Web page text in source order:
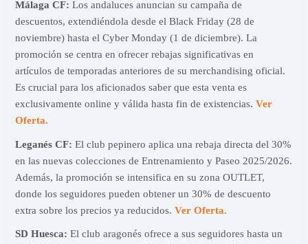
Málaga CF: Los andaluces anuncian su campaña de
descuentos, extendiéndola desde el Black Friday (28 de
noviembre) hasta el Cyber Monday (1 de diciembre). La
promoción se centra en ofrecer rebajas significativas en
artículos de temporadas anteriores de su merchandising oficial.
Es crucial para los aficionados saber que esta venta es
exclusivamente online y válida hasta fin de existencias.Ver
Oferta.
Leganés CF: El club pepinero aplica una rebaja directa del 30%
en las nuevas colecciones de Entrenamiento y Paseo 2025/2026.
Además, la promoción se intensifica en su zona OUTLET,
donde los seguidores pueden obtener un 30% de descuento
extra sobre los precios ya reducidos.Ver Oferta.
SD Huesca: El club aragonés ofrece a sus seguidores hasta un